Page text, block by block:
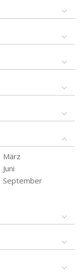
März
Juni
September